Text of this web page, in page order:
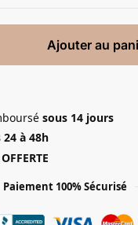
Ajouter au
sous 14 jours
24 à 48h
OFFERTE
Paiement 100% Sécurisé